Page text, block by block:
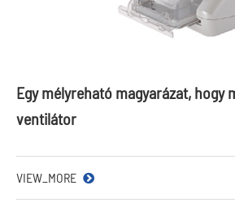
Egy mélyreható magyarázat, hogy
ventilátor
VIEW_MORE